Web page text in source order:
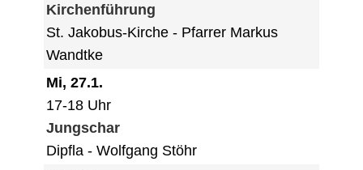
Kirchenführung
St. Jakobus-Kirche
Pfarrer Markus
Wandtke
Mi, 27.1.
17-18 Uhr
Jungschar
Dipfla
Wolfgang Stöhr